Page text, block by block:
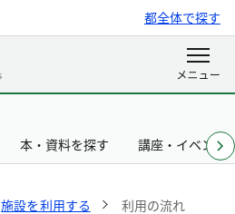
都全体で探す
本・資料を探す 講座・イベント
施設を利用する 利用の流れ